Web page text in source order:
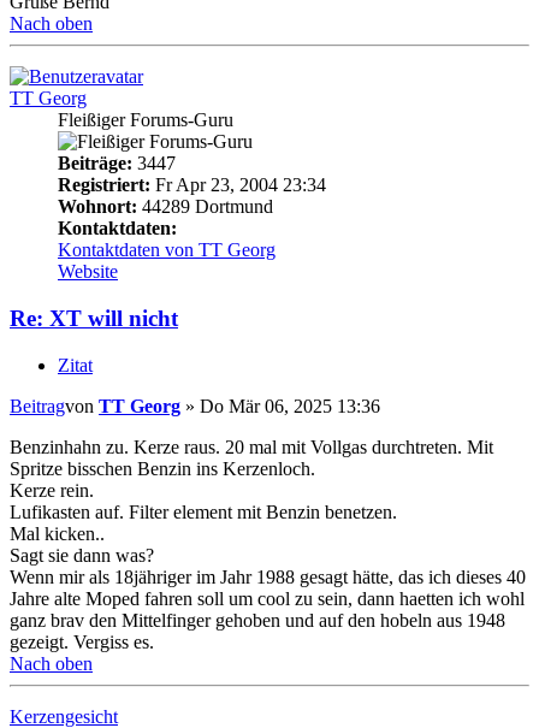
Nach oben
TT Georg
Fleißiger Forums-Guru
Beiträge: 3447
Registriert: Fr Apr 23, 2004 23:34
Wohnort: 44289 Dortmund
Kontaktdaten:
Kontaktdaten von TT Georg
Website
Re: XT will nicht
Zitat
Beitragvon TT Georg » Do Mär 06, 2025 13:36
Benzinhahn zu. Kerze raus. 20 mal mit Vollgas durchtreten. Mit
Spritze bisschen Benzin ins Kerzenloch.
Kerze rein.
Lufikasten auf. Filter element mit Benzin benetzen.
Mal kicken..
Sagt sie dann was?
Wenn mir als 18jähriger im Jahr 1988 gesagt hätte, das ich dieses 40
Jahre alte Moped fahren soll um cool zu sein, dann haetten ich wohl
ganz brav den Mittelfinger gehoben und auf den hobeln aus 1948
gezeigt. Vergiss es.
Nach oben
Kerzengesicht